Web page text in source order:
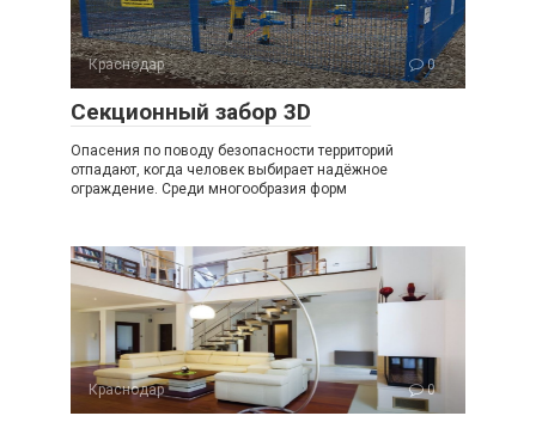
Краснодар 0
Секционный забор 3D
Опасения по поводу безопасности территорий
отпадают, когда человек выбирает надёжное
ограждение. Среди многообразия форм
Краснодар 0